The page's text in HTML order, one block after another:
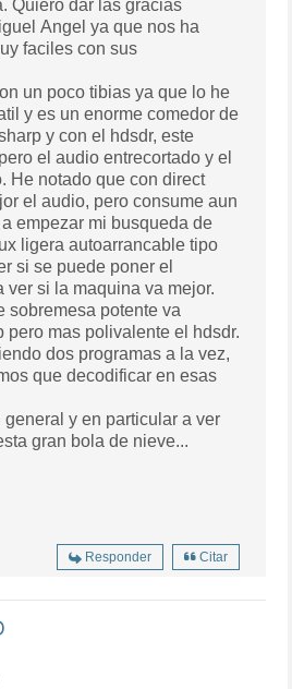
Quiero dar las gracias
Angel ya que nos ha
faciles con sus
un poco tibias ya que lo he
y es un enorme comedor de
y con el hdsdr, este
el audio entrecortado y el
He notado que con direct
el audio, pero consume aun
empezar mi busqueda de
ligera autoarrancable tipo
si se puede poner el
ver si la maquina va mejor.
sobremesa potente va
pero mas polivalente el hdsdr.
dos programas a la vez,
que decodificar en esas
general y en particular a ver
gran bola de nieve...
Responder Citar